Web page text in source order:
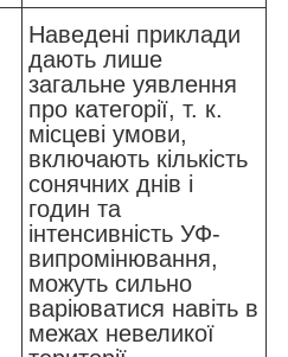
Наведені приклади
дають лише
загальне уявлення
про категорії, т. к.
місцеві умови,
включають кількість
сонячних днів і
годин та
інтенсивність УФ-
випромінювання,
можуть сильно
варіюватися навіть в
межах невеликої